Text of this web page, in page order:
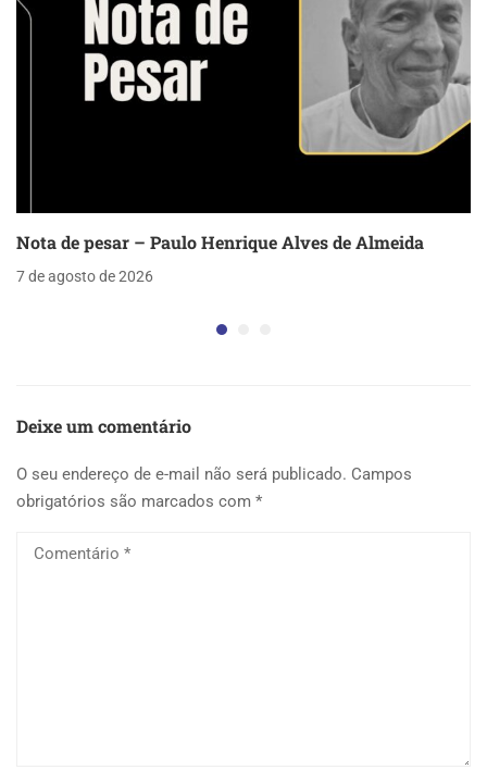
Nota de pesar – Paulo Henrique Alves de Almeida
7 de agosto de 2026
Deixe um comentário
O seu endereço de e-mail não será publicado. Campos
obrigatórios são marcados com *